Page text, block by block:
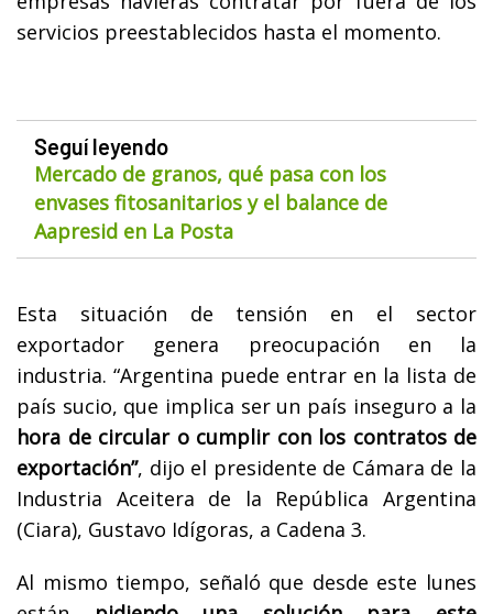
servicios preestablecidos hasta el momento.
Seguí leyendo
Mercado de granos, qué pasa con los
envases fitosanitarios y el balance de
Aapresid en La Posta
Esta situación de tensión en el sector
exportador genera preocupación en la
industria. “Argentina puede entrar en la lista de
país sucio, que implica ser un país inseguro a la
hora de circular o cumplir con los contratos de
exportación”, dijo el presidente de Cámara de la
Industria Aceitera de la República Argentina
(Ciara), Gustavo Idígoras, a Cadena 3.
Al mismo tiempo, señaló que desde este lunes